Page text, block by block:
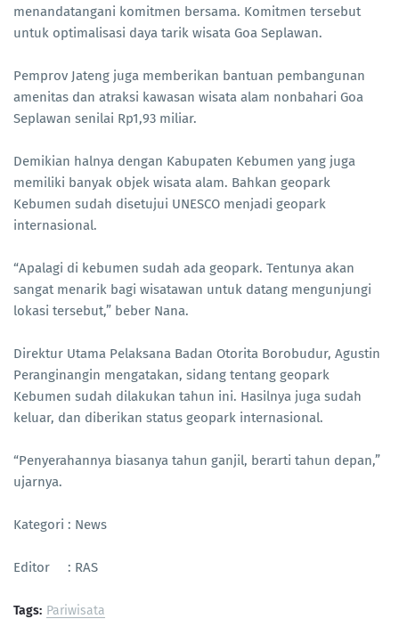
menandatangani komitmen bersama. Komitmen tersebut
untuk optimalisasi daya tarik wisata Goa Seplawan.
Pemprov Jateng juga memberikan bantuan pembangunan
amenitas dan atraksi kawasan wisata alam nonbahari Goa
Seplawan senilai Rp1,93 miliar.
Demikian halnya dengan Kabupaten Kebumen yang juga
memiliki banyak objek wisata alam. Bahkan geopark
Kebumen sudah disetujui UNESCO menjadi geopark
internasional.
“Apalagi di kebumen sudah ada geopark. Tentunya akan
sangat menarik bagi wisatawan untuk datang mengunjungi
lokasi tersebut,” beber Nana.
Direktur Utama Pelaksana Badan Otorita Borobudur, Agustin
Peranginangin mengatakan, sidang tentang geopark
Kebumen sudah dilakukan tahun ini. Hasilnya juga sudah
keluar, dan diberikan status geopark internasional.
“Penyerahannya biasanya tahun ganjil, berarti tahun depan,”
ujarnya.
Kategori : News
Editor : RAS
Tags: Pariwisata